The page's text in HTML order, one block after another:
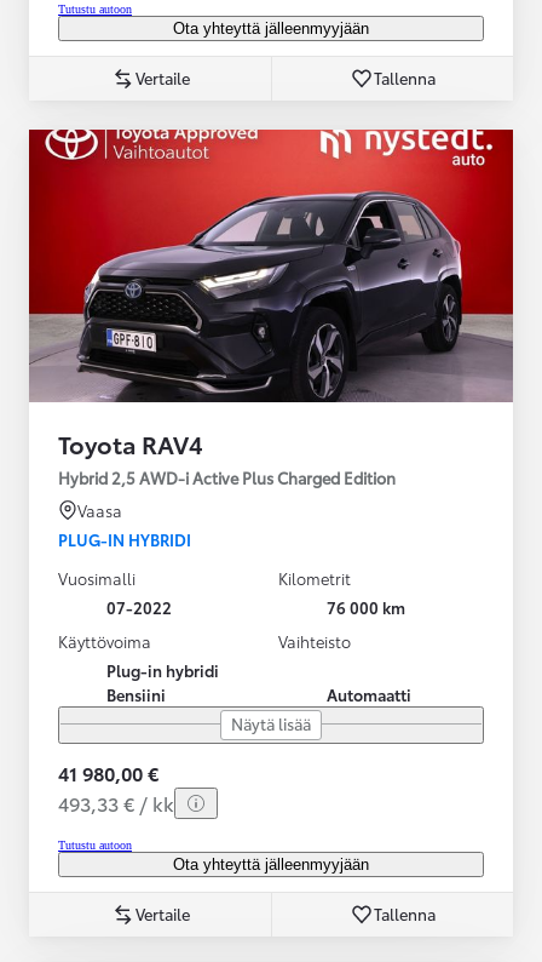
Tutustu autoon
Ota yhteyttä jälleenmyyjään
Vertaile Tallenna
Toyota RAV4
Hybrid 2,5 AWD-i Active Plus Charged Edition
Vaasa
PLUG-IN HYBRIDI
Vuosimalli
07-2022
Kilometrit
76 000 km
Käyttövoima
Plug-in hybridi
Bensiini
Vaihteisto
Automaatti
Näytä lisää
41 980,00 €
493,33 € / kk
Tutustu autoon
Ota yhteyttä jälleenmyyjään
Vertaile Tallenna